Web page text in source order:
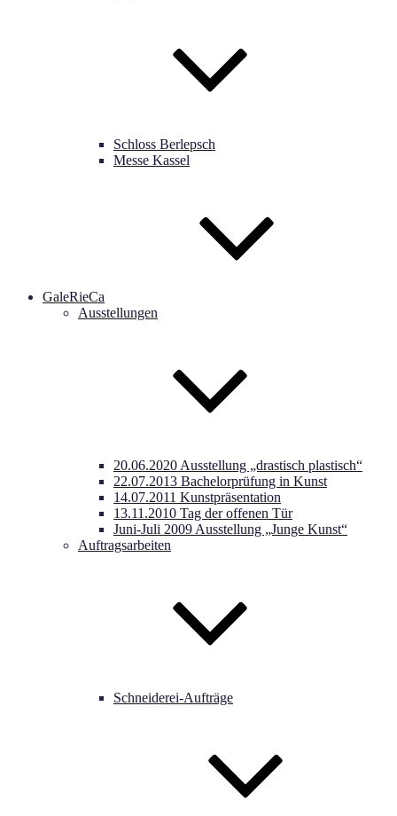
Schloss Berlepsch
Messe Kassel
GaleRieCa
Ausstellungen
20.06.2020 Ausstellung „drastisch plastisch“
22.07.2013 Bachelorprüfung in Kunst
14.07.2011 Kunstpräsentation
13.11.2010 Tag der offenen Tür
Juni-Juli 2009 Ausstellung „Junge Kunst“
Auftragsarbeiten
Schneiderei-Aufträge